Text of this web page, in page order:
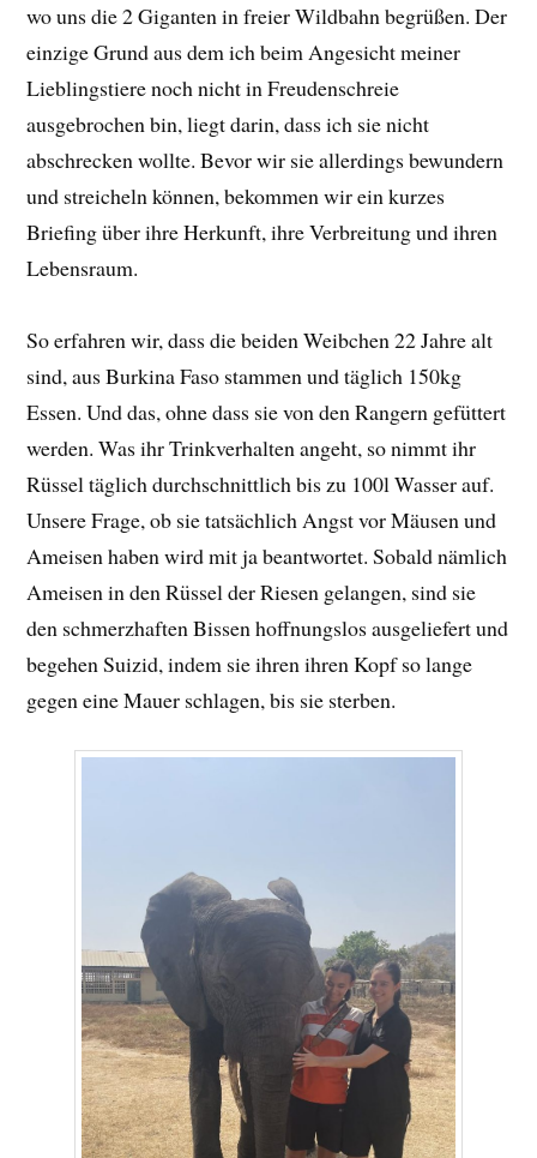
wo uns die 2 Giganten in freier Wildbahn begrüßen. Der
einzige Grund aus dem ich beim Angesicht meiner
Lieblingstiere noch nicht in Freudenschreie
ausgebrochen bin, liegt darin, dass ich sie nicht
abschrecken wollte. Bevor wir sie allerdings bewundern
und streicheln können, bekommen wir ein kurzes
Briefing über ihre Herkunft, ihre Verbreitung und ihren
Lebensraum.
So erfahren wir, dass die beiden Weibchen 22 Jahre alt
sind, aus Burkina Faso stammen und täglich 150kg
Essen. Und das, ohne dass sie von den Rangern gefüttert
werden. Was ihr Trinkverhalten angeht, so nimmt ihr
Rüssel täglich durchschnittlich bis zu 100l Wasser auf.
Unsere Frage, ob sie tatsächlich Angst vor Mäusen und
Ameisen haben wird mit ja beantwortet. Sobald nämlich
Ameisen in den Rüssel der Riesen gelangen, sind sie
den schmerzhaften Bissen hoffnungslos ausgeliefert und
begehen Suizid, indem sie ihren ihren Kopf so lange
gegen eine Mauer schlagen, bis sie sterben.